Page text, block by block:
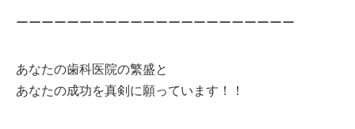
ーーーーーーーーーーーーーーーーーーーーーー
あなたの歯科医院の繁盛と
あなたの成功を真剣に願っています！！